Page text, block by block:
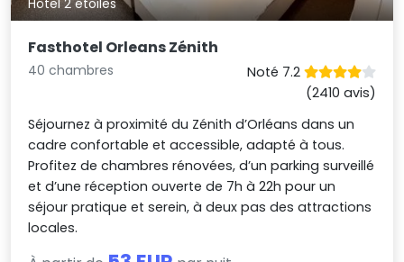
Hôtel 2 étoiles
Fasthotel Orleans Zénith
40 chambres
Noté 7.2
(2410 avis)
Séjournez à proximité du Zénith d’Orléans dans un
cadre confortable et accessible, adapté à tous.
Profitez de chambres rénovées, d’un parking surveillé
et d’une réception ouverte de 7h à 22h pour un
séjour pratique et serein, à deux pas des attractions
locales.